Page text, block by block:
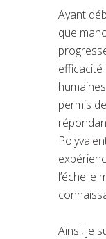
Ayant
que
efficacité
permis
l’échelle
Ainsi, je